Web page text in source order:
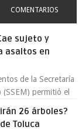
COMENTARIOS
sujeto y
asaltos en
de la Secretaría
permitió el
26 árboles?
Toluca